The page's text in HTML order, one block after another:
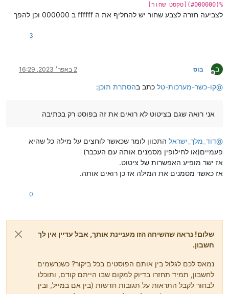
%(#000000)[טקסט שחור]
לצביעה חזרה לצבע שחור יש להחליף את ה ffffff ב 000000 וכן להפך
3
ב
מנותק
בוס 2 באפר׳ 2023, 16:29
@קו-כשר-מערכות-טל כתב בהסתרת תוכן:
אני רואה שגם בציטוט לא רואים את זה בפוסט רק בכתיבה
@דוד_מלך_ישראל התכוון לומר שכאשר לוחצים על מילה כל שהיא
פעמיים(או לחילופין מסמנים אותה עם העכבר)
אז ישר מופיע האפשרות של ציטוט.
אז כאשר מסמנים את המילה אז כן רואים אותה.
0
שלום! נראה שהשיחה הזו מעניינת אותך, אבל עדיין אין לך
חשבון.
נמאס לכם לגלול בין אותם הפוסטים בכל ביקור? כשנרשמים
לחשבון, תמיד תחזרו בדיוק למקום שבו הייתם קודם, ותוכלו
לבחור לקבל התראות על תגובות חדשות (בין אם במייל, ובין